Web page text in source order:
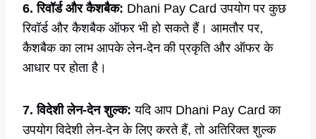
6. रिवॉर्ड और कैशबैक: Dhani Pay Card उपयोग पर कुछ
रिवॉर्ड और कैशबैक ऑफर भी हो सकते हैं। आमतौर पर,
कैशबैक का लाभ आपके लेन-देन की प्रकृति और ऑफर के
आधार पर होता है।
7. विदेशी लेन-देन शुल्क: यदि आप Dhani Pay Card का
उपयोग विदेशी लेन-देन के लिए करते हैं, तो अतिरिक्त शुल्क